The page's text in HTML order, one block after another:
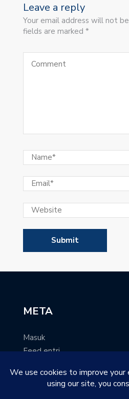
Leave a reply
Your email address will not
fields are marked *
META
Masuk
Feed entri
WordPress.org